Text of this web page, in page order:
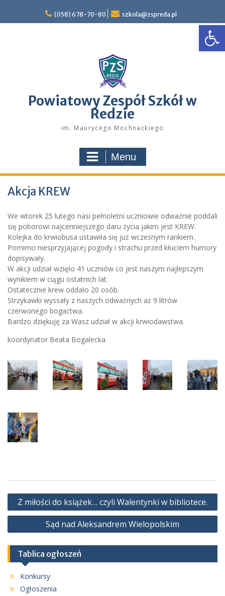
content
(058) 678-70-80 szkola@zspreda.pl
Powiatowy Zespół Szkół w
Redzie
im. Maurycego Mochnackiego
Menu
Akcja KREW
We wtorek 25 lutego nasi pełnoletni uczniowie odważnie poddali
się poborowi najcenniejszego daru życia jakim jest KREW.
Kolejka do krwiobusa ustawiła się już wczesnym rankiem.
Pomimo niesprzyjającej pogody i strachu przed kłuciem humory
dopisywały.
W akcji udział wzięło 41 uczniów co jest naszym najlepszym
wynikiem w ciągu ostatnich lat.
Ostatecznie krew oddało 20 osób.
Strzykawki wyssały z naszych odważnych aż 9 litrów
czerwonego bogactwa.
Bardzo dziękuję za Wasz udział w akcji krwiodawstwa.
koordynator Beata Bogalecka
Nawigacja
wpisu
Z miłości do książek… czyli Walentynki w bibliotece.
Sąd nad Aleksandrem Wielopolskim
Tablica ogłoszeń
Konkursy
Ogłoszenia